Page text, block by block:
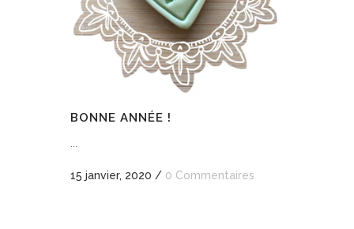
BONNE ANNÉE !
15 janvier, 2020 / 0 Commentaires